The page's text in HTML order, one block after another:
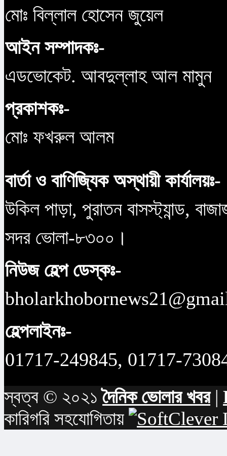
মোঃ বিল্লাল হোসেন জুয়েল
আইন সম্পাদকঃ-
এডভোকেট. আবদুল্লাহ আল মামুন
প্রকাশকঃ-
মোঃ ফখরুল আলম
বার্তা ও বাণিজ্যিক অস্থায়ী কার্যালয়ঃ-
উকিল পাড়া, পুরাতন বাসস্ট্যান্ড,
সদর ভোলা-৮৩০০।
নিউজ হেল্প ডেস্কঃ-
হেল্পলাইনঃ-
01717-249845, 01717-
স্বত্ব © ২০২১দৈনিক ভোলার খবর|
কারিগরি সহযোগিতায়